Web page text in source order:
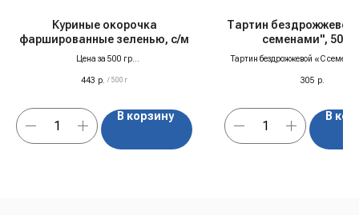
Куриные окорочка
фаршированные зеленью, с/м
Цена за 500 гр
443 р. / 500 г
В корзину
Тартин бездрожжевой
семенами", 500
Тартин бездрожжевой «С
ломтика.
305 р.
В